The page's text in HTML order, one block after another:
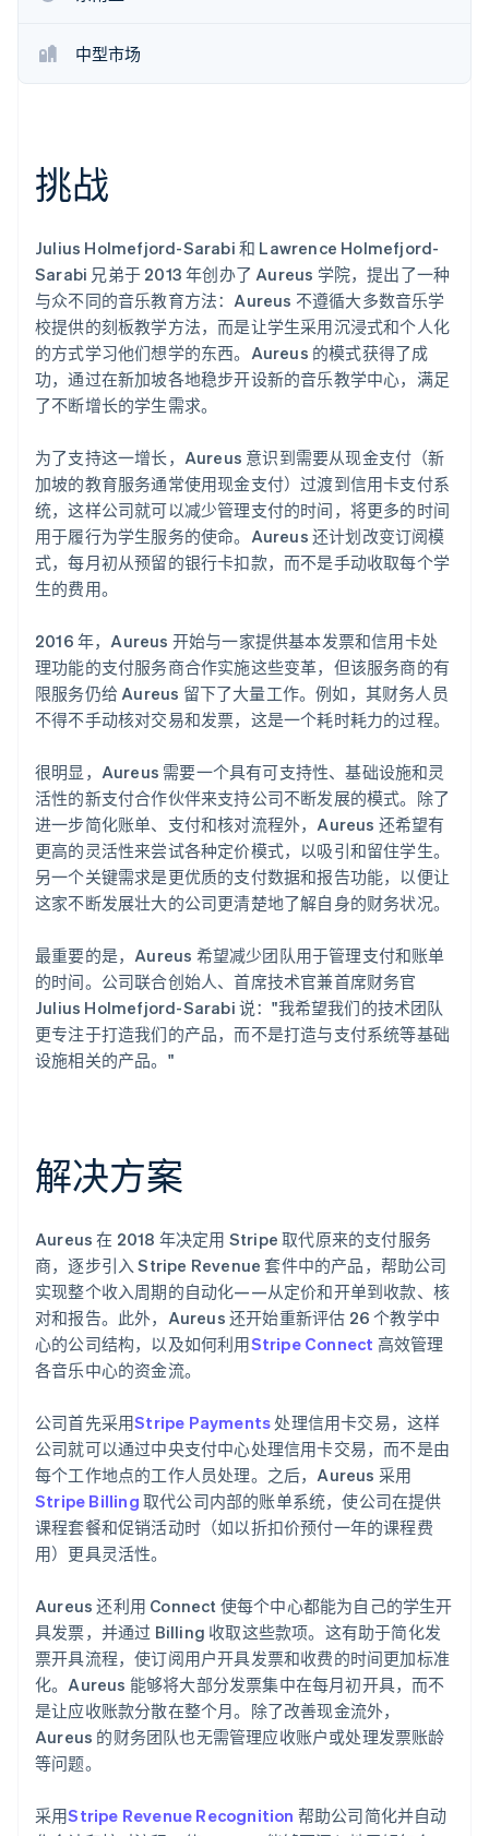
中型市场
挑战
Julius Holmefjord-Sarabi 和 Lawrence Holmefjord-
Sarabi 兄弟于 2013 年创办了 Aureus 学院，提出了一种
与众不同的音乐教育方法：Aureus 不遵循大多数音乐学
校提供的刻板教学方法，而是让学生采用沉浸式和个人化
的方式学习他们想学的东西。Aureus 的模式获得了成
功，通过在新加坡各地稳步开设新的音乐教学中心，满足
了不断增长的学生需求。
为了支持这一增长，Aureus 意识到需要从现金支付（新
加坡的教育服务通常使用现金支付）过渡到信用卡支付系
统，这样公司就可以减少管理支付的时间，将更多的时间
用于履行为学生服务的使命。Aureus 还计划改变订阅模
式，每月初从预留的银行卡扣款，而不是手动收取每个学
生的费用。
2016 年，Aureus 开始与一家提供基本发票和信用卡处
理功能的支付服务商合作实施这些变革，但该服务商的有
限服务仍给 Aureus 留下了大量工作。例如，其财务人员
不得不手动核对交易和发票，这是一个耗时耗力的过程。
很明显，Aureus 需要一个具有可支持性、基础设施和灵
活性的新支付合作伙伴来支持公司不断发展的模式。除了
进一步简化账单、支付和核对流程外，Aureus 还希望有
更高的灵活性来尝试各种定价模式，以吸引和留住学生。
另一个关键需求是更优质的支付数据和报告功能，以便让
这家不断发展壮大的公司更清楚地了解自身的财务状况。
最重要的是，Aureus 希望减少团队用于管理支付和账单
的时间。公司联合创始人、首席技术官兼首席财务官
Julius Holmefjord-Sarabi 说："我希望我们的技术团队
更专注于打造我们的产品，而不是打造与支付系统等基础
设施相关的产品。"
解决方案
Aureus 在 2018 年决定用 Stripe 取代原来的支付服务
商，逐步引入 Stripe Revenue 套件中的产品，帮助公司
实现整个收入周期的自动化——从定价和开单到收款、核
对和报告。此外，Aureus 还开始重新评估 26 个教学中
心的公司结构，以及如何利用Stripe Connect 高效管理
各音乐中心的资金流。
公司首先采用Stripe Payments 处理信用卡交易，这样
公司就可以通过中央支付中心处理信用卡交易，而不是由
每个工作地点的工作人员处理。之后，Aureus 采用
Stripe Billing 取代公司内部的账单系统，使公司在提供
课程套餐和促销活动时（如以折扣价预付一年的课程费
用）更具灵活性。
Aureus 还利用 Connect 使每个中心都能为自己的学生开
具发票，并通过 Billing 收取这些款项。这有助于简化发
票开具流程，使订阅用户开具发票和收费的时间更加标准
化。Aureus 能够将大部分发票集中在每月初开具，而不
是让应收账款分散在整个月。除了改善现金流外，
Aureus 的财务团队也无需管理应收账户或处理发票账龄
等问题。
采用Stripe Revenue Recognition 帮助公司简化并自动